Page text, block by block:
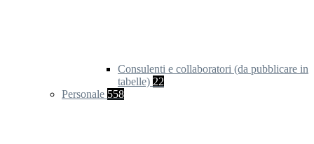
Consulenti e collaboratori (da pubblicare in
tabelle) 22
Personale 558